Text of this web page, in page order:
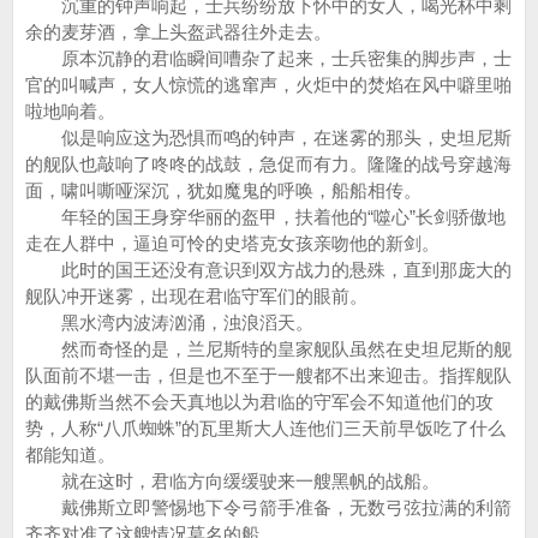
沉重的钟声响起，士兵纷纷放下怀中的女人，喝光杯中剩
余的麦芽酒，拿上头盔武器往外走去。
原本沉静的君临瞬间嘈杂了起来，士兵密集的脚步声，士
官的叫喊声，女人惊慌的逃窜声，火炬中的焚焰在风中噼里啪
啦地响着。
似是响应这为恐惧而鸣的钟声，在迷雾的那头，史坦尼斯
的舰队也敲响了咚咚的战鼓，急促而有力。隆隆的战号穿越海
面，啸叫嘶哑深沉，犹如魔鬼的呼唤，船船相传。
年轻的国王身穿华丽的盔甲，扶着他的“噬心”长剑骄傲地
走在人群中，逼迫可怜的史塔克女孩亲吻他的新剑。
此时的国王还没有意识到双方战力的悬殊，直到那庞大的
舰队冲开迷雾，出现在君临守军们的眼前。
黑水湾内波涛汹涌，浊浪滔天。
然而奇怪的是，兰尼斯特的皇家舰队虽然在史坦尼斯的舰
队面前不堪一击，但是也不至于一艘都不出来迎击。指挥舰队
的戴佛斯当然不会天真地以为君临的守军会不知道他们的攻
势，人称“八爪蜘蛛”的瓦里斯大人连他们三天前早饭吃了什么
都能知道。
就在这时，君临方向缓缓驶来一艘黑帆的战船。
戴佛斯立即警惕地下令弓箭手准备，无数弓弦拉满的利箭
齐齐对准了这艘情况莫名的船。